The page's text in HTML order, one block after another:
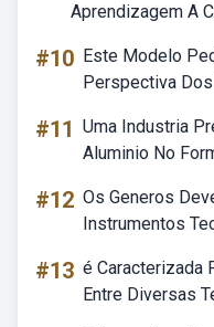
Aprendizagem A
#10 Este Modelo
Perspectiva
#11 Uma Industria
Aluminio No
#12 Os Generos
Instrumentos
#13 é Caracterizada
Entre Diversas